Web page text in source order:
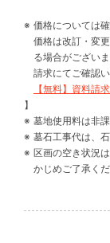
価格については
価格は改訂・変
る場合がござい
請求にてご確認
【無料】資料請
】
墓地使用料は非課
墓石工事代は、
区画の空き状況
かじめご了承くだ